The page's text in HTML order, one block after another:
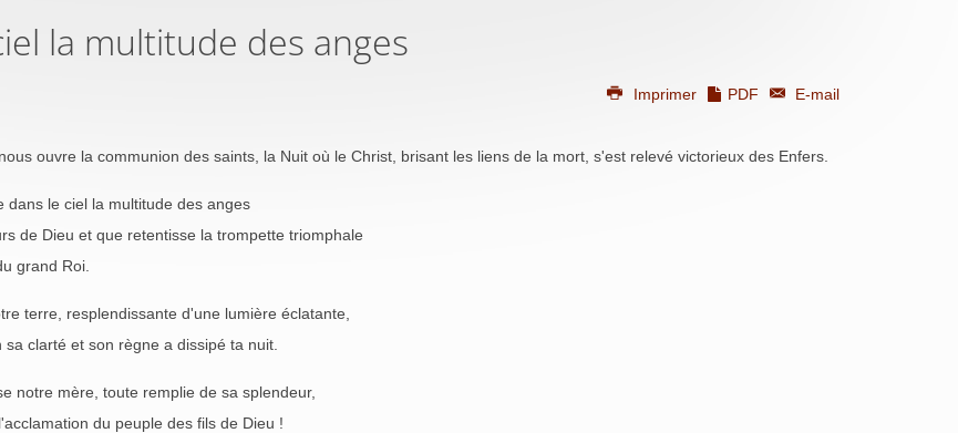
la multitude des anges
Imprimer PDF E-mail
ouvre la communion des saints, la Nuit où le Christ, brisant les liens de la mort, s'est relevé victorieux des Enfers.
dans le ciel la multitude des anges
de Dieu et que retentisse la trompette triomphale
grand Roi.
terre, resplendissante d'une lumière éclatante,
clarté et son règne a dissipé ta nuit.
notre mère, toute remplie de sa splendeur,
du peuple des fils de Dieu !